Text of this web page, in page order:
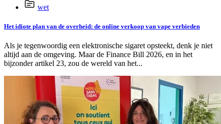
wet
Het idiote plan van de overheid: de online verkoop van vape verbieden
Als je tegenwoordig een elektronische sigaret opsteekt, denk je niet
altijd aan de omgeving. Maar de Finance Bill 2026, en in het
bijzonder artikel 23, zou de wereld van het...